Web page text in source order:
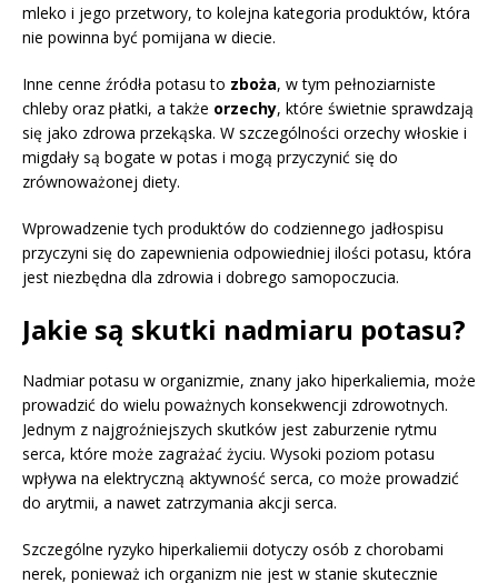
mleko i jego przetwory, to kolejna kategoria produktów, która
nie powinna być pomijana w diecie.
Inne cenne źródła potasu to zboża, w tym pełnoziarniste
chleby oraz płatki, a także orzechy, które świetnie sprawdzają
się jako zdrowa przekąska. W szczególności orzechy włoskie i
migdały są bogate w potas i mogą przyczynić się do
zrównoważonej diety.
Wprowadzenie tych produktów do codziennego jadłospisu
przyczyni się do zapewnienia odpowiedniej ilości potasu, która
jest niezbędna dla zdrowia i dobrego samopoczucia.
Jakie są skutki nadmiaru potasu?
Nadmiar potasu w organizmie, znany jako hiperkaliemia, może
prowadzić do wielu poważnych konsekwencji zdrowotnych.
Jednym z najgroźniejszych skutków jest zaburzenie rytmu
serca, które może zagrażać życiu. Wysoki poziom potasu
wpływa na elektryczną aktywność serca, co może prowadzić
do arytmii, a nawet zatrzymania akcji serca.
Szczególne ryzyko hiperkaliemii dotyczy osób z chorobami
nerek, ponieważ ich organizm nie jest w stanie skutecznie